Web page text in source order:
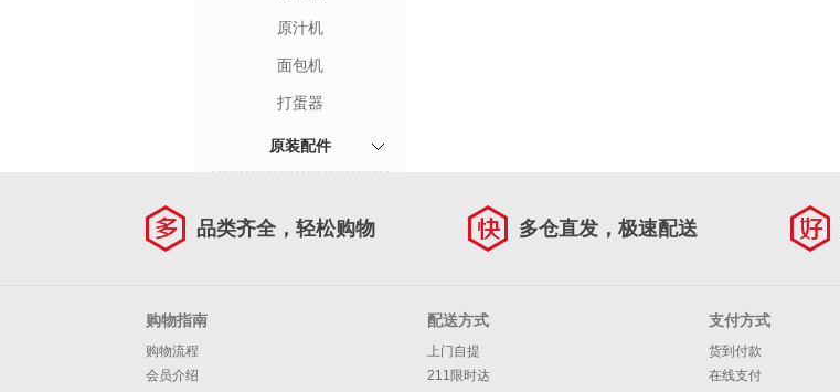
原汁机
面包机
打蛋器
原装配件
品类齐全，轻松购物 多仓直发，极速配送
购物指南
购物流程
会员介绍
配送方式
上门自提
211限时达
支付方式
货到付款
在线支付